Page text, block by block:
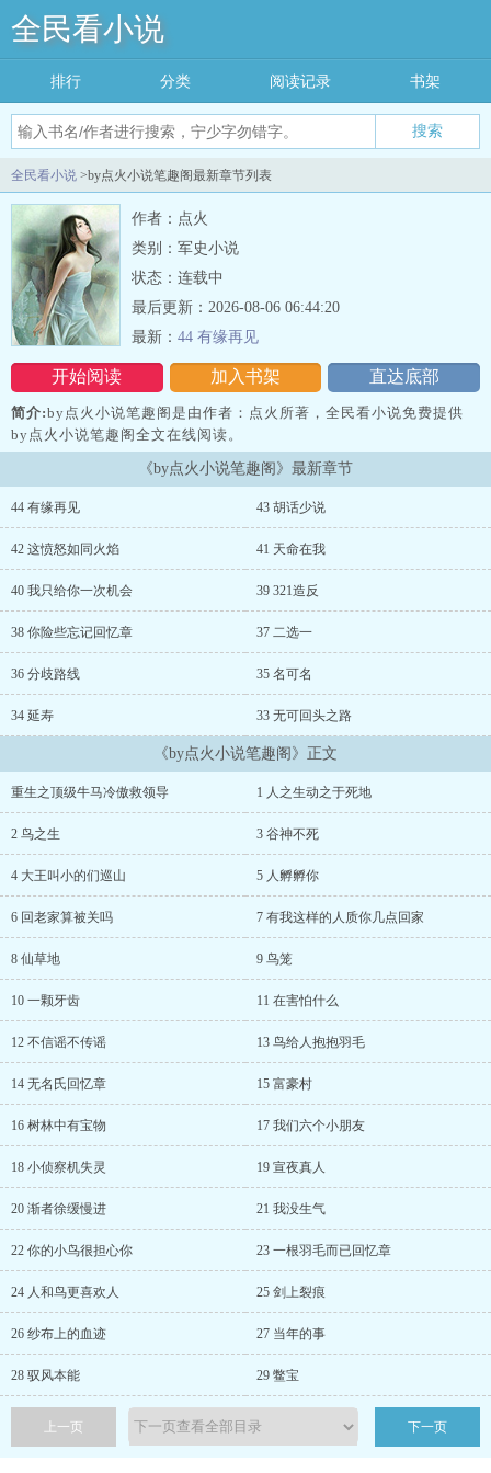
全民看小说
搜索
排行 分类 阅读记录 书架
全民看小说 >by点火小说笔趣阁最新章节列表
作者：点火
类别：军史小说
状态：连载中
开始阅读 加入书架 直达底部
最后更新：2026-08-06 06:44:20
最新： 44 有缘再见
简介:by点火小说笔趣阁是由作者：点火所著，全民看小说免费提供
by点火小说笔趣阁全文在线阅读。
三秒记住本站：全民看小说 网址：www.qmking.com
《by点火小说笔趣阁》最新章节
44 有缘再见 43 胡话少说
42 这愤怒如同火焰 41 天命在我
40 我只给你一次机会 39 321造反
38 你险些忘记回忆章 37 二选一
36 分歧路线 35 名可名
34 延寿 33 无可回头之路
《by点火小说笔趣阁》正文
重生之顶级牛马冷傲救领导 1 人之生动之于死地
2 鸟之生 3 谷神不死
4 大王叫小的们巡山 5 人孵孵你
6 回老家算被关吗 7 有我这样的人质你几点回家
8 仙草地 9 鸟笼
10 一颗牙齿 11 在害怕什么
12 不信谣不传谣 13 鸟给人抱抱羽毛
14 无名氏回忆章 15 富豪村
16 树林中有宝物 17 我们六个小朋友
18 小侦察机失灵 19 宣夜真人
20 渐者徐缓慢进 21 我没生气
22 你的小鸟很担心你 23 一根羽毛而已回忆章
24 人和鸟更喜欢人 25 剑上裂痕
26 纱布上的血迹 27 当年的事
28 驭风本能 29 鳖宝
上一页 下一页